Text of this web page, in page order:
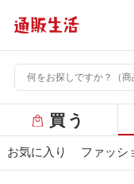
ー
バ
買う
お気に入り ファッシ